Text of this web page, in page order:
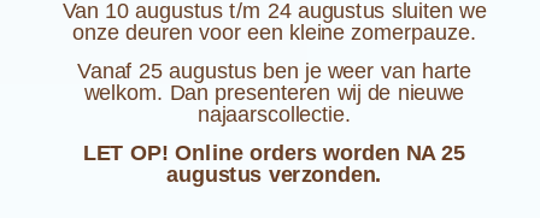
Van 10 augustus t/m 24 augustus sluiten we
onze deuren voor een kleine zomerpauze.
Vanaf 25 augustus ben je weer van harte
welkom. Dan presenteren wij de nieuwe
najaarscollectie.
LET OP! Online orders worden NA 25
augustus verzonden.